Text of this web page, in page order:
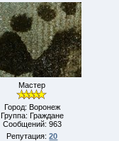
Мастер
Город: Воронеж
Группа: Граждане
Сообщений: 963
Репутация:20